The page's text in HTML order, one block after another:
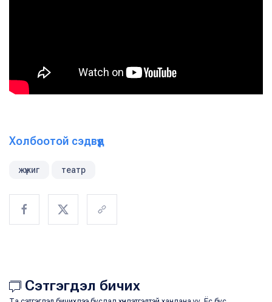
Холбоотой сэдвүүд
жүжиг театр
Сэтгэгдэл бичих